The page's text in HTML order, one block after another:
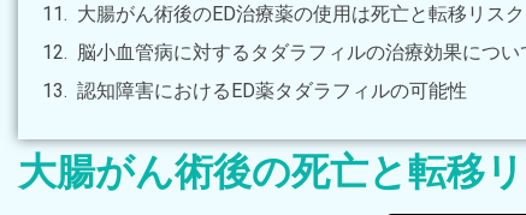
大腸がん術後のED治療薬の使用は死亡と転移リス
脳小血管病に対するタダラフィルの治療効果につい
認知障害におけるED薬タダラフィルの可能性
大腸がん術後の死亡と転移